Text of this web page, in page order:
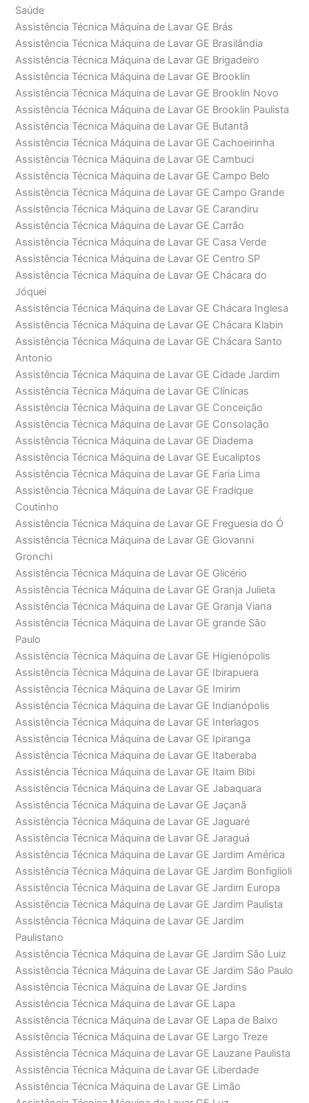
Saúde
Assistência Técnica Máquina de Lavar GE Brás
Assistência Técnica Máquina de Lavar GE Brasilândia
Assistência Técnica Máquina de Lavar GE Brigadeiro
Assistência Técnica Máquina de Lavar GE Brooklin
Assistência Técnica Máquina de Lavar GE Brooklin Novo
Assistência Técnica Máquina de Lavar GE Brooklin Paulista
Assistência Técnica Máquina de Lavar GE Butantã
Assistência Técnica Máquina de Lavar GE Cachoeirinha
Assistência Técnica Máquina de Lavar GE Cambuci
Assistência Técnica Máquina de Lavar GE Campo Belo
Assistência Técnica Máquina de Lavar GE Campo Grande
Assistência Técnica Máquina de Lavar GE Carandiru
Assistência Técnica Máquina de Lavar GE Carrão
Assistência Técnica Máquina de Lavar GE Casa Verde
Assistência Técnica Máquina de Lavar GE Centro SP
Assistência Técnica Máquina de Lavar GE Chácara do
Jóquei
Assistência Técnica Máquina de Lavar GE Chácara Inglesa
Assistência Técnica Máquina de Lavar GE Chácara Klabin
Assistência Técnica Máquina de Lavar GE Chácara Santo
Antonio
Assistência Técnica Máquina de Lavar GE Cidade Jardim
Assistência Técnica Máquina de Lavar GE Clínicas
Assistência Técnica Máquina de Lavar GE Conceição
Assistência Técnica Máquina de Lavar GE Consolação
Assistência Técnica Máquina de Lavar GE Diadema
Assistência Técnica Máquina de Lavar GE Eucaliptos
Assistência Técnica Máquina de Lavar GE Faria Lima
Assistência Técnica Máquina de Lavar GE Fradique
Coutinho
Assistência Técnica Máquina de Lavar GE Freguesia do Ó
Assistência Técnica Máquina de Lavar GE Giovanni
Gronchi
Assistência Técnica Máquina de Lavar GE Glicério
Assistência Técnica Máquina de Lavar GE Granja Julieta
Assistência Técnica Máquina de Lavar GE Granja Viana
Assistência Técnica Máquina de Lavar GE grande São
Paulo
Assistência Técnica Máquina de Lavar GE Higienópolis
Assistência Técnica Máquina de Lavar GE Ibirapuera
Assistência Técnica Máquina de Lavar GE Imirim
Assistência Técnica Máquina de Lavar GE Indianópolis
Assistência Técnica Máquina de Lavar GE Interlagos
Assistência Técnica Máquina de Lavar GE Ipiranga
Assistência Técnica Máquina de Lavar GE Itaberaba
Assistência Técnica Máquina de Lavar GE Itaim Bibi
Assistência Técnica Máquina de Lavar GE Jabaquara
Assistência Técnica Máquina de Lavar GE Jaçanã
Assistência Técnica Máquina de Lavar GE Jaguaré
Assistência Técnica Máquina de Lavar GE Jaraguá
Assistência Técnica Máquina de Lavar GE Jardim América
Assistência Técnica Máquina de Lavar GE Jardim Bonfiglioli
Assistência Técnica Máquina de Lavar GE Jardim Europa
Assistência Técnica Máquina de Lavar GE Jardim Paulista
Assistência Técnica Máquina de Lavar GE Jardim
Paulistano
Assistência Técnica Máquina de Lavar GE Jardim São Luiz
Assistência Técnica Máquina de Lavar GE Jardim São Paulo
Assistência Técnica Máquina de Lavar GE Jardins
Assistência Técnica Máquina de Lavar GE Lapa
Assistência Técnica Máquina de Lavar GE Lapa de Baixo
Assistência Técnica Máquina de Lavar GE Largo Treze
Assistência Técnica Máquina de Lavar GE Lauzane Paulista
Assistência Técnica Máquina de Lavar GE Liberdade
Assistência Técnica Máquina de Lavar GE Limão